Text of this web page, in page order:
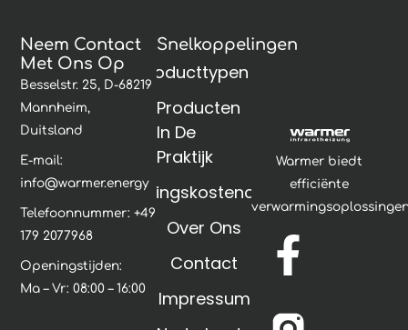
Warmer biedt
efficiënte
F
a
c
Y
o
u
Snelkoppelingen
Producttypen
Producten
In De
Praktijk
Verwarmingskostencalculator
Over Ons
Contact
Impressum
Neem Contact
Met Ons Op
Besselstr. 25, D-68219
Mannheim,
Duitsland
E-mail:
info@warmer.energy
Telefoonnummer: +49
179 2077968
Openingstijden:
Ma – Vr: 08:00 – 16:00